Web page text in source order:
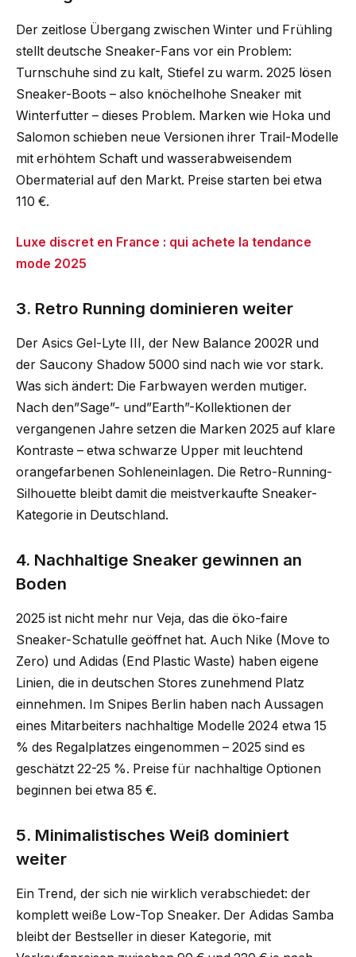
Der zeitlose Übergang zwischen Winter und Frühling
stellt deutsche Sneaker-Fans vor ein Problem:
Turnschuhe sind zu kalt, Stiefel zu warm. 2025 lösen
Sneaker-Boots – also knöchelhohe Sneaker mit
Winterfutter – dieses Problem. Marken wie Hoka und
Salomon schieben neue Versionen ihrer Trail-Modelle
mit erhöhtem Schaft und wasserabweisendem
Obermaterial auf den Markt. Preise starten bei etwa
110 €.
Luxe discret en France : qui achete la tendance
mode 2025
3. Retro Running dominieren weiter
Der Asics Gel-Lyte III, der New Balance 2002R und
der Saucony Shadow 5000 sind nach wie vor stark.
Was sich ändert: Die Farbwayen werden mutiger.
Nach den”Sage”- und”Earth”-Kollektionen der
vergangenen Jahre setzen die Marken 2025 auf klare
Kontraste – etwa schwarze Upper mit leuchtend
orangefarbenen Sohleneinlagen. Die Retro-Running-
Silhouette bleibt damit die meistverkaufte Sneaker-
Kategorie in Deutschland.
4. Nachhaltige Sneaker gewinnen an
Boden
2025 ist nicht mehr nur Veja, das die öko-faire
Sneaker-Schatulle geöffnet hat. Auch Nike (Move to
Zero) und Adidas (End Plastic Waste) haben eigene
Linien, die in deutschen Stores zunehmend Platz
einnehmen. Im Snipes Berlin haben nach Aussagen
eines Mitarbeiters nachhaltige Modelle 2024 etwa 15
% des Regalplatzes eingenommen – 2025 sind es
geschätzt 22-25 %. Preise für nachhaltige Optionen
beginnen bei etwa 85 €.
5. Minimalistisches Weiß dominiert
weiter
Ein Trend, der sich nie wirklich verabschiedet: der
komplett weiße Low-Top Sneaker. Der Adidas Samba
bleibt der Bestseller in dieser Kategorie, mit